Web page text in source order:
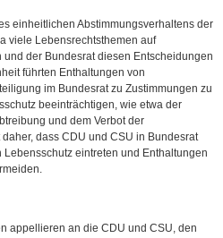
einheitlichen Abstimmungsverhaltens der
viele Lebensrechtsthemen auf
der Bundesrat diesen Entscheidungen
führten Enthaltungen von
im Bundesrat zu Zustimmungen zu
beeinträchtigen, wie etwa der
und dem Verbot der
dass CDU und CSU in Bundesrat
eintreten und Enthaltungen
appellieren an die CDU und CSU, den